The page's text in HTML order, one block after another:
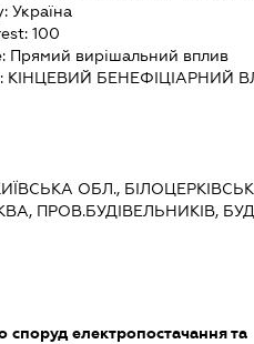
Україна
100
Прямий вирішальний вплив
КІНЦЕВИЙ БЕНЕФІЦІАРНИЙ
ОБЛ.,
ПРОВ.БУДІВЕЛЬНИКІВ,
споруд електропостачання та